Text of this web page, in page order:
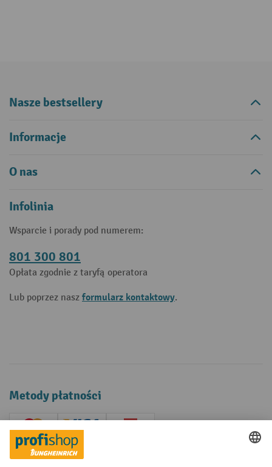
Nasze bestsellery
Informacje
O nas
Infolinia
Wsparcie i porady pod numerem:
801 300 801
Opłata zgodnie z taryfą operatora
Lub poprzez nasz formularz kontaktowy.
Metody płatności
Creditcard (Master)Creditcard (Visa)
Factura Przedpłata